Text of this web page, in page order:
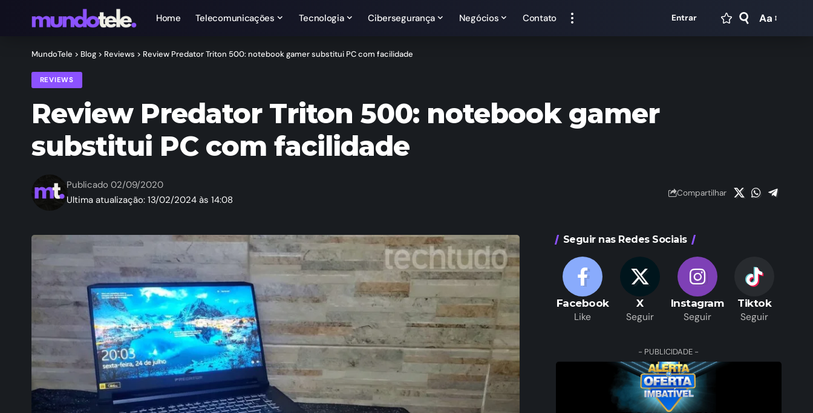
Home Telecomunicações Tecnologia Cibersegurança Negócios Contato Entrar Aa
MundoTele > Blog > Reviews > Review Predator Triton 500: notebook gamer substitui PC com facilidade
REVIEWS
Review Predator Triton 500: notebook gamer
substitui PC com facilidade
Ultima atualização: 13/02/2024 às 14:08
Publicado 02/09/2020
Compartilhar
Seguir nas Redes Sociais
Facebook
Like
X
Seguir
Instagram
Seguir
Tiktok
Seguir
- PUBLICIDADE -